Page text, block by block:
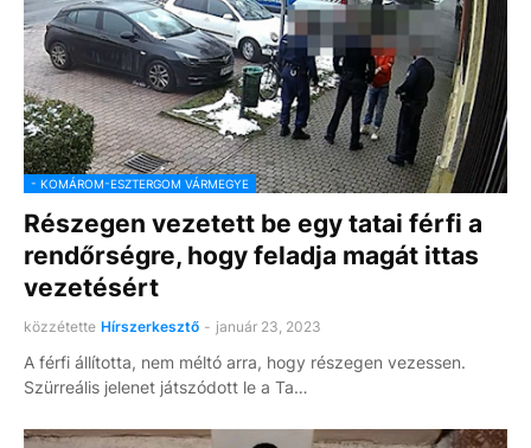
- KOMÁROM-ESZTERGOM VÁRMEGYE
Részegen vezetett be egy tatai férfi a
rendőrségre, hogy feladja magát ittas
vezetésért
közzétette Hírszerkesztő - január 23, 2023
A férfi állította, nem méltó arra, hogy részegen vezessen.
Szürreális jelenet játszódott le a Ta…